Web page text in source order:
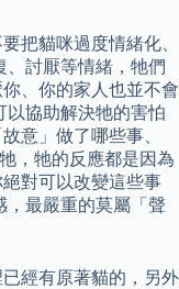
把貓咪過度情緒化、
討厭等情緒，牠們
、你的家人也並不會
以協助解決牠的害怕
意」做了哪些事、
，牠的反應都是因為
對可以改變這些事
，最嚴重的莫屬「聲
經有原著貓的，另外